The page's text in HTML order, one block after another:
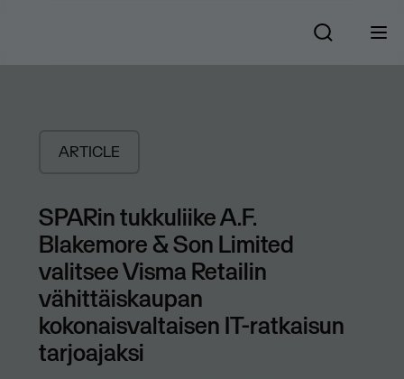
ARTICLE
SPARin tukkuliike A.F.
Blakemore & Son Limited
valitsee Visma Retailin
vähittäiskaupan
kokonaisvaltaisen IT-ratkaisun
tarjoajaksi